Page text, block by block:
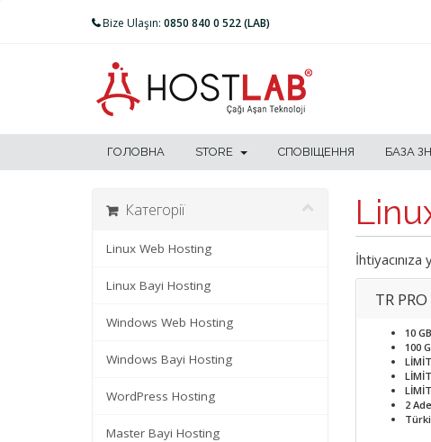
Bize Ulaşın: 0850 840 0 522 (LAB)
ГОЛОВНА STORE СПОВІЩЕННЯ БАЗА
Категорії
Linux Web Hosting
Linux Bayi Hosting
Windows Web Hosting
Windows Bayi Hosting
WordPress Hosting
Master Bayi Hosting
TR
10 GB
100
2